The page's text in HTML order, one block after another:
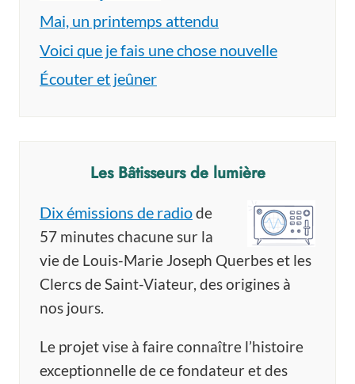
Mai, un printemps attendu
Voici que je fais une chose nouvelle
Écouter et jeûner
Les Bâtisseurs de lumière
Dix émissions de radiode
57 minutes chacune sur la
vie de Louis-Marie Joseph Querbes et les
Clercs de Saint-Viateur, des origines à
nos jours.
Le projet vise à faire connaître l’histoire
exceptionnelle de ce fondateur et des